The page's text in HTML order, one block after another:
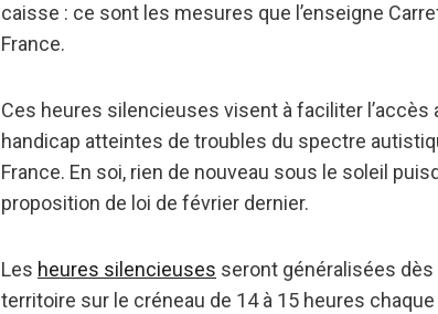
caisse : ce sont les mesures que l’enseigne
France.
Ces heures silencieuses visent à faciliter
handicap atteintes de troubles du spectre
France. En soi, rien de nouveau sous le soleil
proposition de loi de février dernier.
Les heures silencieuses seront généralisées
territoire sur le créneau de 14 à 15 heures chaque